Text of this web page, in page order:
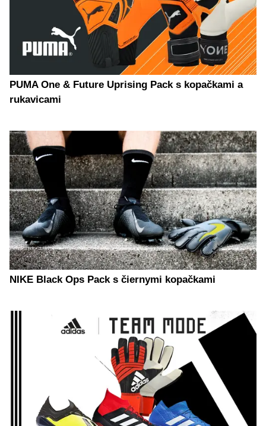
PUMA One & Future Uprising Pack s kopačkami a
rukavicami
NIKE Black Ops Pack s čiernymi kopačkami